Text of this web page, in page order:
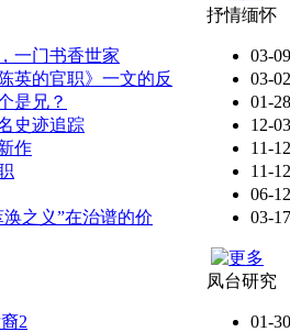
一门书香世家
英的官职》一文的反
是兄？
史迹追踪
作
之义”在治谱的价
抒情缅怀
03-09
03-02
01-28
12-03
11-12
11-12
06-12
03-17
2
凤台研究
01-30